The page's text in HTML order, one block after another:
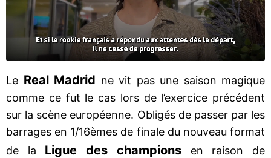
Le Real Madrid ne vit pas une saison magique
comme ce fut le cas lors de l’exercice précédent
sur la scène européenne. Obligés de passer par les
barrages en 1/16èmes de finale du nouveau format
de la Ligue des champions
en raison de